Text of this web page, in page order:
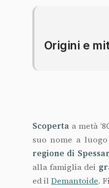
Origini e
Scopertaa metà
suo nome a
regione di
alla famiglia dei
ed ilDemantoide.